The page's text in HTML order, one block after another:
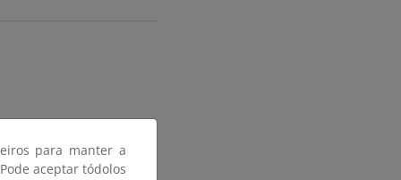
para manter a
aceptar tódolos